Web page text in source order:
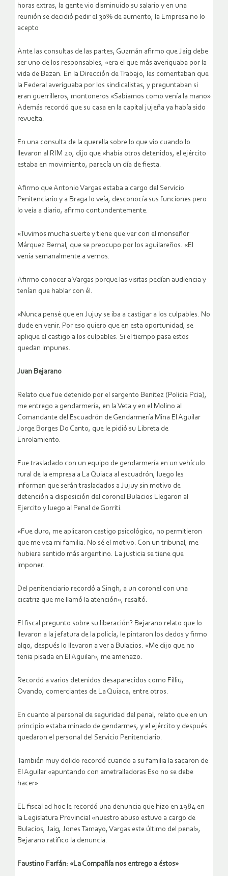
horas extras, la gente vio disminuido su salario y en una
reunión se decidió pedir el 30% de aumento, la Empresa no lo
acepto
Ante las consultas de las partes, Guzmán afirmo que Jaig debe
ser uno de los responsables, «era el que más averiguaba por la
vida de Bazan. En la Dirección de Trabajo, les comentaban que
la Federal averiguaba por los sindicalistas, y preguntaban si
eran guerrilleros, montoneros «Sabíamos como venía la mano»
Además recordó que su casa en la capital jujeña ya había sido
revuelta.
En una consulta de la querella sobre lo que vio cuando lo
llevaron al RIM 20, dijo que «había otros detenidos, el ejército
estaba en movimiento, parecía un día de fiesta.
Afirmo que Antonio Vargas estaba a cargo del Servicio
Penitenciario y a Braga lo veía, desconocía sus funciones pero
lo veía a diario, afirmo contundentemente.
«Tuvimos mucha suerte y tiene que ver con el monseñor
Márquez Bernal, que se preocupo por los aguilareños. «El
venia semanalmente a vernos.
Afirmo conocer a Vargas porque las visitas pedían audiencia y
tenían que hablar con él.
«Nunca pensé que en Jujuy se iba a castigar a los culpables. No
dude en venir. Por eso quiero que en esta oportunidad, se
aplique el castigo a los culpables. Si el tiempo pasa estos
quedan impunes.
Juan Bejarano
Relato que fue detenido por el sargento Benitez (Policia Pcia),
me entrego a gendarmería, en la Veta y en el Molino al
Comandante del Escuadrón de Gendarmería Mina El Aguilar
Jorge Borges Do Canto, que le pidió su Libreta de
Enrolamiento.
Fue trasladado con un equipo de gendarmería en un vehículo
rural de la empresa a La Quiaca al escuadrón, luego les
informan que serán trasladados a Jujuy sin motivo de
detención a disposición del coronel Bulacios Llegaron al
Ejercito y luego al Penal de Gorriti.
«Fue duro, me aplicaron castigo psicológico, no permitieron
que me vea mi familia. No sé el motivo. Con un tribunal, me
hubiera sentido más argentino. La justicia se tiene que
imponer.
Del penitenciario recordó a Singh, a un coronel con una
cicatriz que me llamó la atención», resaltó.
El fiscal pregunto sobre su liberación? Bejarano relato que lo
llevaron a la jefatura de la policía, le pintaron los dedos y firmo
algo, después lo llevaron a ver a Bulacios. «Me dijo que no
tenia pisada en El Aguilar», me amenazo.
Recordó a varios detenidos desaparecidos como Filliu,
Ovando, comerciantes de La Quiaca, entre otros.
En cuanto al personal de seguridad del penal, relato que en un
principio estaba minado de gendarmes, y el ejército y después
quedaron el personal del Servicio Penitenciario.
También muy dolido recordó cuando a su familia la sacaron de
El Aguilar «apuntando con ametralladoras Eso no se debe
hacer»
EL fiscal ad hoc le recordó una denuncia que hizo en 1984 en
la Legislatura Provincial «nuestro abuso estuvo a cargo de
Bulacios, Jaig, Jones Tamayo, Vargas este último del penal»,
Bejarano ratifico la denuncia.
Faustino Farfán: «La Compañía nos entrego a éstos»